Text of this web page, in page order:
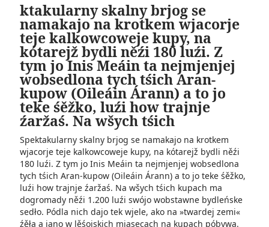
ktakularny skalny brjog se
namakajo na krotkem wjacorje
teje kalkowcoweje kupy, na
kótarejž bydli něźi 180 luźi. Z
tym jo Inis Meáin ta nejmjenjej
wobsedlona tych tśich Aran-
kupow (Oileáin Árann) a to jo
teke śěžko, luźi how trajnje
źaržaś. Na wšych tśich
Spektakularny skalny brjog se namakajo na krotkem
wjacorje teje kalkowcoweje kupy, na kótarejž bydli něźi
180 luźi. Z tym jo Inis Meáin ta nejmjenjej wobsedlona
tych tśich Aran-kupow (Oileáin Árann) a to jo teke śěžko,
luźi how trajnje źaržaś. Na wšych tśich kupach ma
dogromady něźi 1.200 luźi swójo wobstawne bydleńske
sedło. Pódla nich dajo tek wjele, ako na »twardej zemi«
źěła a jano w lěśojskich mjasecach na kupach póbywa.